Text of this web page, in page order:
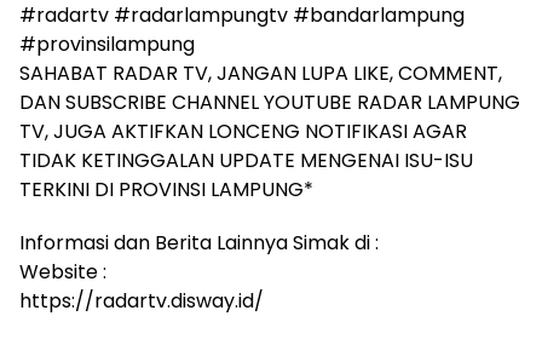
#radartv #radarlampungtv #bandarlampung
#provinsilampung
SAHABAT RADAR TV, JANGAN LUPA LIKE, COMMENT,
DAN SUBSCRIBE CHANNEL YOUTUBE RADAR LAMPUNG
TV, JUGA AKTIFKAN LONCENG NOTIFIKASI AGAR
TIDAK KETINGGALAN UPDATE MENGENAI ISU-ISU
TERKINI DI PROVINSI LAMPUNG*
Informasi dan Berita Lainnya Simak di :
Website :
https://radartv.disway.id/